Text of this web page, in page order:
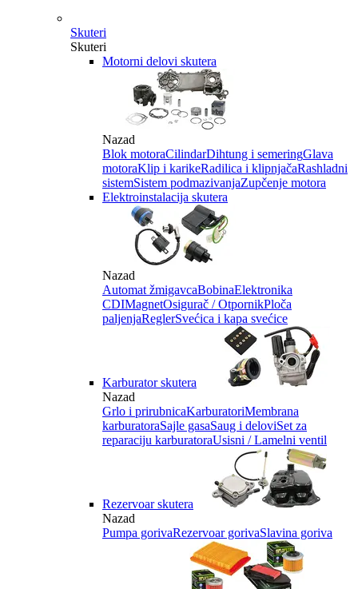
Skuteri
Skuteri
Motorni delovi skutera
Nazad
Blok motoraCilindarDihtung i semeringGlava
motoraKlip i karikeRadilica i klipnjačaRashladni
sistemSistem podmazivanjaZupčenje motora
Elektroinstalacija skutera
Nazad
Automat žmigavcaBobinaElektronika
CDIMagnetOsigurač / OtpornikPloča
paljenjaReglerSvećica i kapa svećice
Karburator skutera
Nazad
Grlo i prirubnicaKarburatoriMembrana
karburatoraSajle gasaSaug i deloviSet za
reparaciju karburatoraUsisni / Lamelni ventil
Rezervoar skutera
Nazad
Pumpa gorivaRezervoar gorivaSlavina goriva